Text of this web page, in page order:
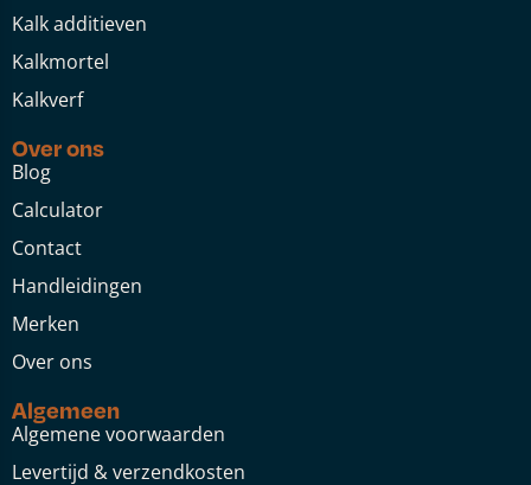
Kalk additieven
Kalkmortel
Kalkverf
Over ons
Blog
Calculator
Contact
Handleidingen
Merken
Over ons
Algemeen
Algemene voorwaarden
Levertijd & verzendkosten